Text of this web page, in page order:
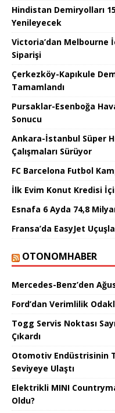
Hindistan Demiryolları
Yenileyecek
Victoria’dan Melbourne
Siparişi
Çerkezköy-Kapıkule
Tamamlandı
Pursaklar-Esenboğa
Sonucu
Ankara-İstanbul Süper
Çalışmaları Sürüyor
FC Barcelona Futbol
İlk Evim Konut Kredisi
Esnafa 6 Ayda 74,8
Fransa’da EasyJet
OTONOMHABER
Mercedes-Benz’den
Ford’dan Verimlilik
Togg Servis Noktası
Çıkardı
Otomotiv Endüstrisinin
Seviyeye Ulaştı
Elektrikli MINI
Oldu?